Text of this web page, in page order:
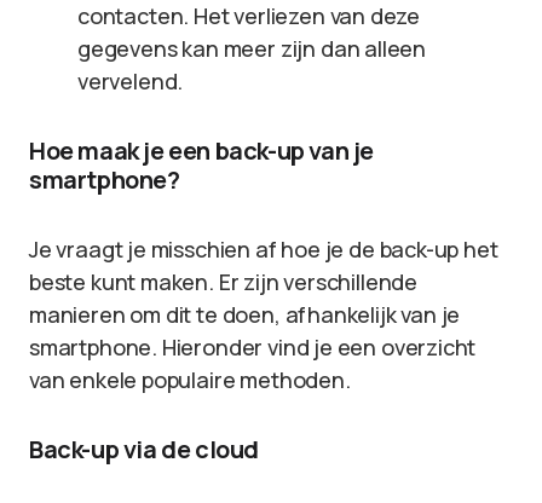
contacten. Het verliezen van deze
gegevens kan meer zijn dan alleen
vervelend.
Hoe maak je een back-up van je
smartphone?
Je vraagt je misschien af hoe je de back-up het
beste kunt maken. Er zijn verschillende
manieren om dit te doen, afhankelijk van je
smartphone. Hieronder vind je een overzicht
van enkele populaire methoden.
Back-up via de cloud